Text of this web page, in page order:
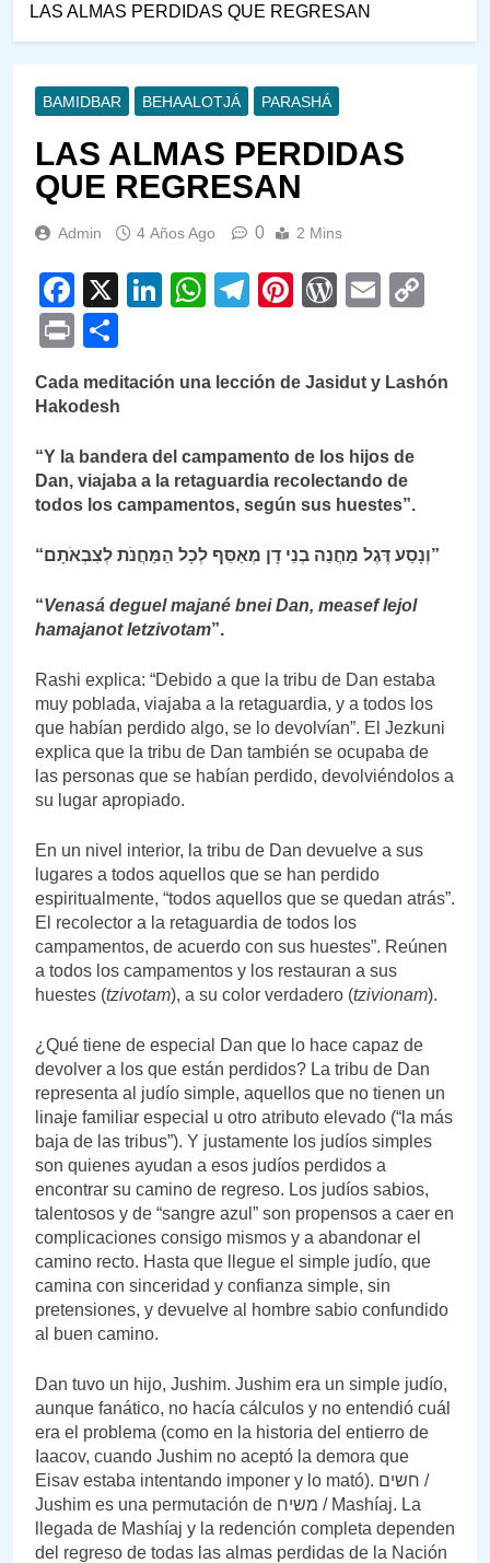
LAS ALMAS PERDIDAS QUE REGRESAN
BAMIDBAR BEHAALOTJÁ PARASHÁ
LAS ALMAS PERDIDAS
QUE REGRESAN
Admin 4 Años Ago 0 2 Mins
Facebook
X LinkedIn
WhatsApp
Telegram
PinterestEmail
Print
Cada meditación una lección de Jasidut y Lashón
Hakodesh
“Y la bandera del campamento de los hijos de
Dan, viajaba a la retaguardia recolectando de
todos los campamentos, según sus huestes”.
“וְנָסַע דֶּגֶל מַחֲנֵה בְנֵי דָן מְאַסֵּף לְכָל הַמַּחֲנֹת לְצִבְאֹתָם”
“Venasá deguel majané bnei Dan, measef lejol
hamajanot letzivotam”.
Rashi explica: “Debido a que la tribu de Dan estaba
muy poblada, viajaba a la retaguardia, y a todos los
que habían perdido algo, se lo devolvían”. El Jezkuni
explica que la tribu de Dan también se ocupaba de
las personas que se habían perdido, devolviéndolos a
su lugar apropiado.
En un nivel interior, la tribu de Dan devuelve a sus
lugares a todos aquellos que se han perdido
espiritualmente, “todos aquellos que se quedan atrás”.
El recolector a la retaguardia de todos los
campamentos, de acuerdo con sus huestes”. Reúnen
a todos los campamentos y los restauran a sus
huestes (tzivotam), a su color verdadero (tzivionam).
¿Qué tiene de especial Dan que lo hace capaz de
devolver a los que están perdidos? La tribu de Dan
representa al judío simple, aquellos que no tienen un
linaje familiar especial u otro atributo elevado (“la más
baja de las tribus”). Y justamente los judíos simples
son quienes ayudan a esos judíos perdidos a
encontrar su camino de regreso. Los judíos sabios,
talentosos y de “sangre azul” son propensos a caer en
complicaciones consigo mismos y a abandonar el
camino recto. Hasta que llegue el simple judío, que
camina con sinceridad y confianza simple, sin
pretensiones, y devuelve al hombre sabio confundido
al buen camino.
Dan tuvo un hijo, Jushim. Jushim era un simple judío,
aunque fanático, no hacía cálculos y no entendió cuál
era el problema (como en la historia del entierro de
Iaacov, cuando Jushim no aceptó la demora que
Eisav estaba intentando imponer y lo mató). חשים /
Jushim es una permutación de משיח / Mashíaj. La
llegada de Mashíaj y la redención completa dependen
del regreso de todas las almas perdidas de la Nación